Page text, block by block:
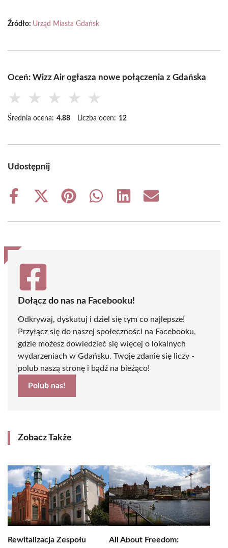
Źródło: Urząd Miasta Gdańsk
Oceń: Wizz Air ogłasza nowe połączenia z Gdańska
★ ★ ★ ★ ★
Średnia ocena: 4.88 Liczba ocen: 12
Udostępnij
Share
Share
(Twitter)
Share
Share
Share
Share
Dołącz do nas na Facebooku!
Odkrywaj, dyskutuj i dziel się tym co najlepsze!
Przyłącz się do naszej społeczności na Facebooku,
gdzie możesz dowiedzieć się więcej o lokalnych
wydarzeniach w Gdańsku. Twoje zdanie się liczy -
polub naszą stronę i bądź na bieżąco!
Polub nas!
Zobacz Także
Rewitalizacja Zespołu All About Freedom: